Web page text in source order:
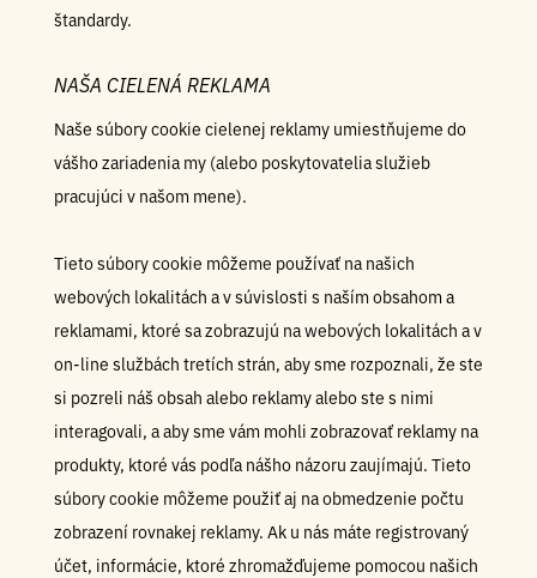
štandardy.
NAŠA CIELENÁ REKLAMA
Naše súbory cookie cielenej reklamy umiestňujeme do
vášho zariadenia my (alebo poskytovatelia služieb
pracujúci v našom mene).
Tieto súbory cookie môžeme používať na našich
webových lokalitách a v súvislosti s naším obsahom a
reklamami, ktoré sa zobrazujú na webových lokalitách a v
on-line službách tretích strán, aby sme rozpoznali, že ste
si pozreli náš obsah alebo reklamy alebo ste s nimi
interagovali, a aby sme vám mohli zobrazovať reklamy na
produkty, ktoré vás podľa nášho názoru zaujímajú. Tieto
súbory cookie môžeme použiť aj na obmedzenie počtu
zobrazení rovnakej reklamy. Ak u nás máte registrovaný
účet, informácie, ktoré zhromažďujeme pomocou našich